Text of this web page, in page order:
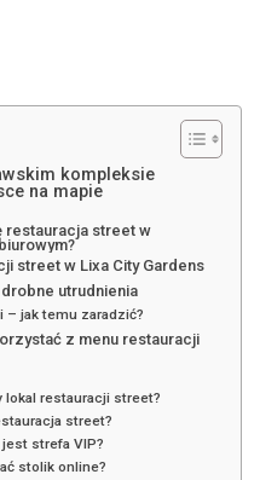
kompleksie
na mapie
restauracja street w
street w Lixa City Gardens
utrudnienia
jak temu zaradzić?
z menu restauracji
lokal restauracji street?
street?
strefa VIP?
stolik online?